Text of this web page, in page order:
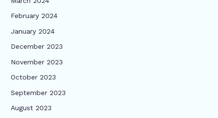
February 2024
January 2024
December 2023
November 2023
October 2023
September 2023
August 2023